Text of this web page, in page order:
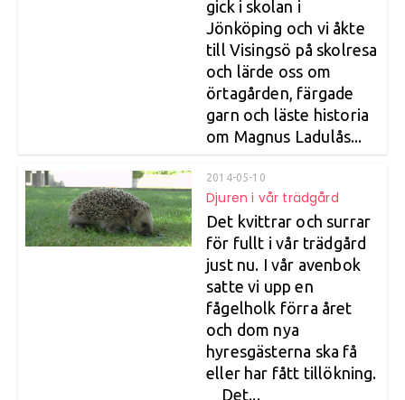
gick i skolan i
Jönköping och vi åkte
till Visingsö på skolresa
och lärde oss om
örtagården, färgade
garn och läste historia
om Magnus Ladulås...
2014-05-10
Djuren i vår trädgård
Det kvittrar och surrar
för fullt i vår trädgård
just nu. I vår avenbok
satte vi upp en
fågelholk förra året
och dom nya
hyresgästerna ska få
eller har fått tillökning.
Det...